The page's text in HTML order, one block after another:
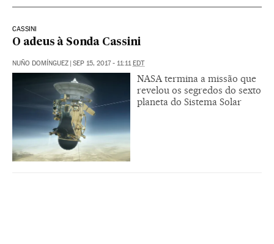
CASSINI
O adeus à Sonda Cassini
NUÑO DOMÍNGUEZ SEP 15, 2017 - 11:11 EDT
NASA termina a missão que
revelou os segredos do sexto
planeta do Sistema Solar